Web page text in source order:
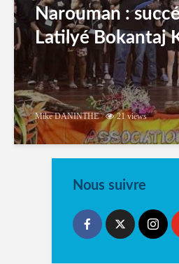
Narouman :
Latilyé Bokantaj
Mike DANINTHE 21 views
Nous suivre